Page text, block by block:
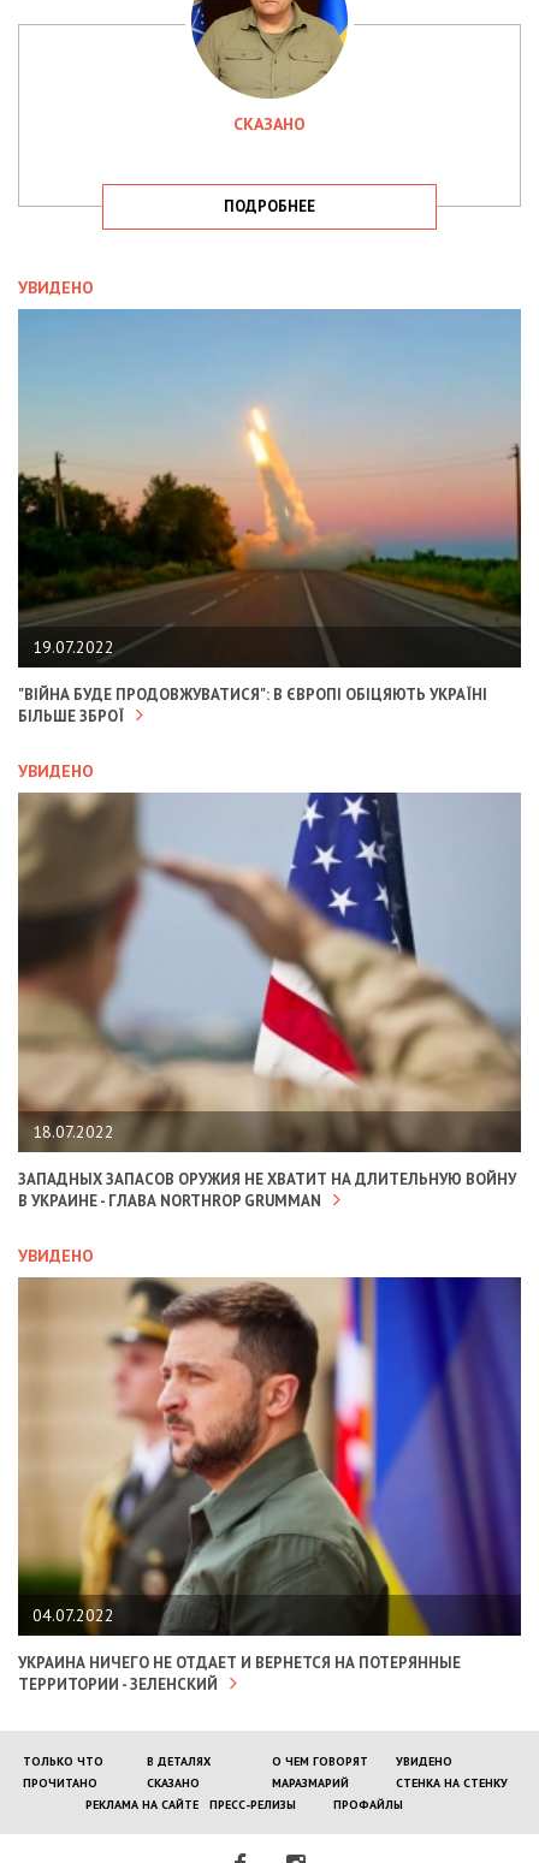
СКАЗАНО
ПОДРОБНЕЕ
УВИДЕНО
19.07.2022
"ВІЙНА БУДЕ ПРОДОВЖУВАТИСЯ": В ЄВРОПІ ОБІЦЯЮТЬ УКРАЇНІ
БІЛЬШЕ ЗБРОЇ
УВИДЕНО
18.07.2022
ЗАПАДНЫХ ЗАПАСОВ ОРУЖИЯ НЕ ХВАТИТ НА ДЛИТЕЛЬНУЮ ВОЙНУ
В УКРАИНЕ - ГЛАВА NORTHROP GRUMMAN
УВИДЕНО
04.07.2022
УКРАИНА НИЧЕГО НЕ ОТДАЕТ И ВЕРНЕТСЯ НА ПОТЕРЯННЫЕ
ТЕРРИТОРИИ - ЗЕЛЕНСКИЙ
ТОЛЬКО ЧТО В ДЕТАЛЯХ О ЧЕМ ГОВОРЯТ
УВИДЕНО
ПРОЧИТАНО
СКАЗАНО МАРАЗМАРИЙ
СТЕНКА НА СТЕНКУ
РЕКЛАМА НА САЙТЕ
ПРЕСС-РЕЛИЗЫ ПРОФАЙЛЫ